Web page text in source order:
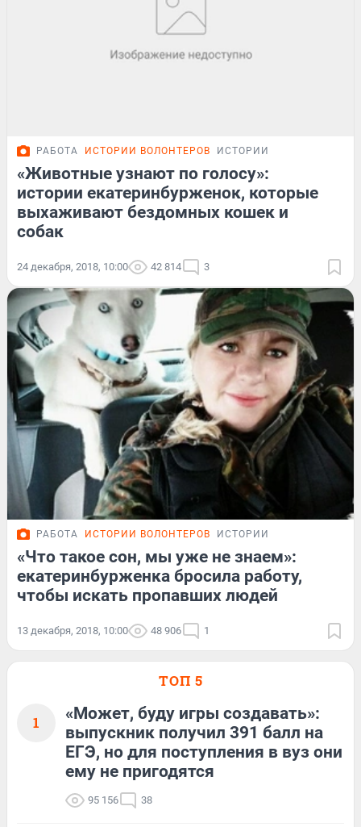
РАБОТА ИСТОРИИ ВОЛОНТЕРОВ ИСТОРИИ
«Животные узнают по голосу»:
истории екатеринбурженок, которые
выхаживают бездомных кошек и
собак
24 декабря, 2018, 10:00 42 814 3
РАБОТА ИСТОРИИ ВОЛОНТЕРОВ ИСТОРИИ
«Что такое сон, мы уже не знаем»:
екатеринбурженка бросила работу,
чтобы искать пропавших людей
13 декабря, 2018, 10:00 48 906 1
ТОП 5
1
«Может, буду игры создавать»:
выпускник получил 391 балл на
ЕГЭ, но для поступления в вуз они
ему не пригодятся
95 156 38